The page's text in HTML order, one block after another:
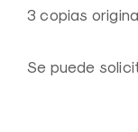
3 copias
Se puede